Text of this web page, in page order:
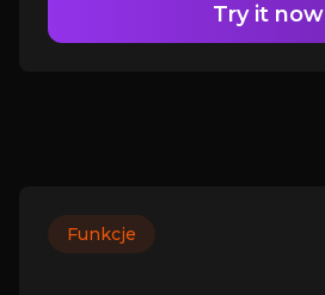
Try it now
Funkcje